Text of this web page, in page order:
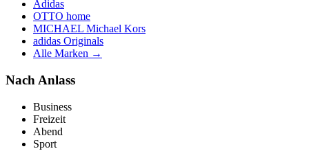
Adidas
OTTO home
MICHAEL Michael Kors
adidas Originals
Alle Marken →
Nach Anlass
Business
Freizeit
Abend
Sport